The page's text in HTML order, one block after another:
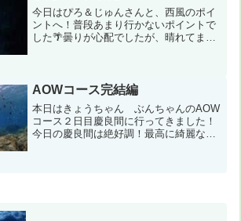
今日はぴろ＆じゅんさんと、西風のポイ
ントへ！普段あまり行かないポイントで
した🌴曇りが心配でしたが、晴れてまし
1.5m うねり：なし...
AOWコース完結編
本日はきょうちゃん ぶんちゃんのAOW
コース２日目慶良間に行ってきました！
今日の慶良間は絶好調！最高に綺麗な海